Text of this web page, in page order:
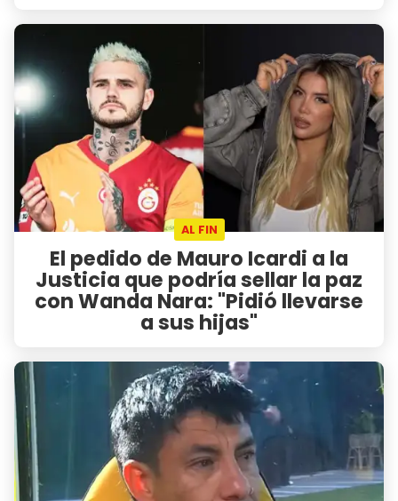
AL FIN
El pedido de Mauro Icardi a la
Justicia que podría sellar la paz
con Wanda Nara: "Pidió llevarse
a sus hijas"